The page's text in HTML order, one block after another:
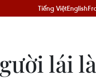
Tiếng ViệtEnglish
lái